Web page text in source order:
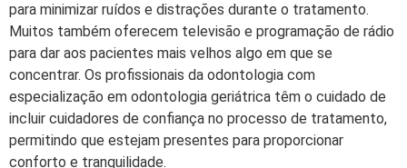
para minimizar ruídos e distrações durante o tratamento.
Muitos também oferecem televisão e programação de rádio
para dar aos pacientes mais velhos algo em que se
concentrar. Os profissionais da odontologia com
especialização em odontologia geriátrica têm o cuidado de
incluir cuidadores de confiança no processo de tratamento,
permitindo que estejam presentes para proporcionar
conforto e tranquilidade.